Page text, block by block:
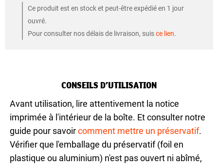
Ce produit est en stock et peut-être expédié en 1 jour
ouvré.
Pour consulter nos délais de livraison, suisce lien.
CONSEILS D’UTILISATION
Avant utilisation, lire attentivement la notice
imprimée à l'intérieur de la boîte. Et consulter notre
guide pour savoircomment mettre un préservatif.
Vérifier que l'emballage du préservatif (foil en
plastique ou aluminium) n'est pas ouvert ni abîmé,